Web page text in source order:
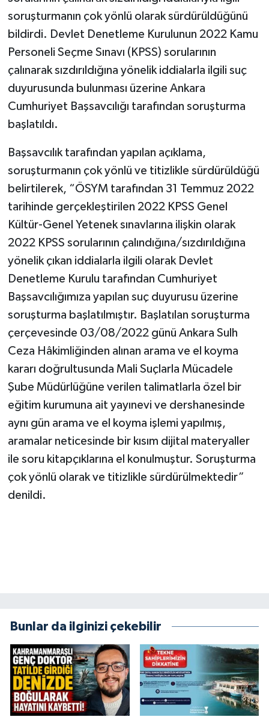
soruşturmanın çok yönlü olarak sürdürüldüğünü
bildirdi. Devlet Denetleme Kurulunun 2022 Kamu
Personeli Seçme Sınavı (KPSS) sorularının
çalınarak sızdırıldığına yönelik iddialarla ilgili suç
duyurusunda bulunması üzerine Ankara
Cumhuriyet Başsavcılığı tarafından soruşturma
başlatıldı.
Başsavcılık tarafından yapılan açıklama,
soruşturmanın çok yönlü ve titizlikle sürdürüldüğü
belirtilerek, “ÖSYM tarafından 31 Temmuz 2022
tarihinde gerçekleştirilen 2022 KPSS Genel
Kültür-Genel Yetenek sınavlarına ilişkin olarak
2022 KPSS sorularının çalındığına/sızdırıldığına
yönelik çıkan iddialarla ilgili olarak Devlet
Denetleme Kurulu tarafından Cumhuriyet
Başsavcılığımıza yapılan suç duyurusu üzerine
soruşturma başlatılmıştır. Başlatılan soruşturma
çerçevesinde 03/08/2022 günü Ankara Sulh
Ceza Hâkimliğinden alınan arama ve el koyma
kararı doğrultusunda Mali Suçlarla Mücadele
Şube Müdürlüğüne verilen talimatlarla özel bir
eğitim kurumuna ait yayınevi ve dershanesinde
aynı gün arama ve el koyma işlemi yapılmış,
aramalar neticesinde bir kısım dijital materyaller
ile soru kitapçıklarına el konulmuştur. Soruşturma
çok yönlü olarak ve titizlikle sürdürülmektedir”
denildi.
Bunlar da ilginizi çekebilir